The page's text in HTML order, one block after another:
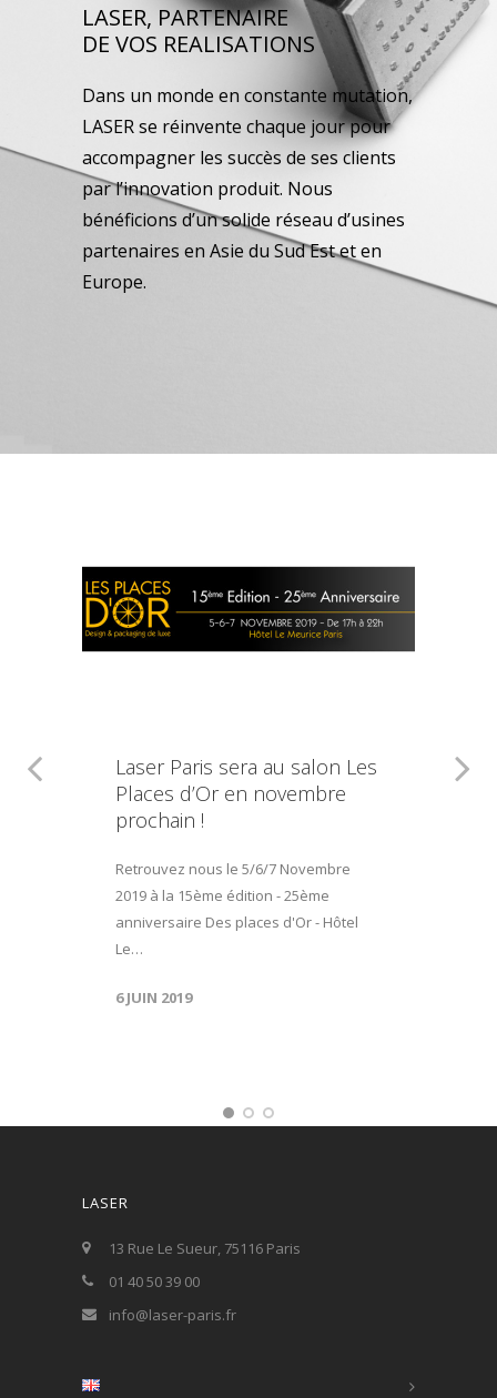
LASER, PARTENAIRE
DE VOS REALISATIONS
Dans un monde en constante mutation,
LASER se réinvente chaque jour pour
accompagner les succès de ses clients
par l’innovation produit. Nous
bénéficions d’un solide réseau d’usines
partenaires en Asie du Sud Est et en
Europe.
Laser Paris sera au salon Les
Places d’Or en novembre
prochain !
Retrouvez nous le 5/6/7 Novembre
2019 à la 15ème édition - 25ème
anniversaire Des places d'Or - Hôtel
Le…
6 JUIN 2019
LASER
13 Rue Le Sueur, 75116 Paris
01 40 50 39 00
info@laser-paris.fr